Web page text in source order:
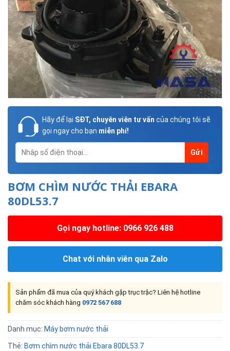
Hãy để lại SĐT, chuyên viên tư vấn của chúng tôi sẽ
gọi ngay cho bạn miễn phí!
BƠM CHÌM NƯỚC THẢI EBARA
80DL53.7
Gọi ngay hotline: 0966 926 488
Chat với nhân viên qua Zalo
Sản phẩm đã mua của quý khách gặp trục trặc? Liên hệ hotline
chăm sóc khách hàng 0972 567 688
Danh mục: Máy bơm nước thải
Thẻ: Bơm chìm nước thải Ebara 80DL53.7